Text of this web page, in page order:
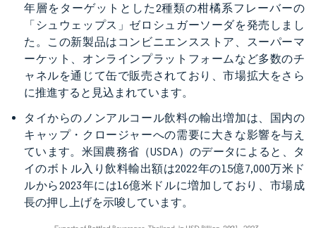
年層をターゲットとした2種類の柑橘系フレーバーの
「シュウェップス」ゼロシュガーソーダを発売しまし
た。この新製品はコンビニエンスストア、スーパーマ
ーケット、オンラインプラットフォームなど多数のチ
ャネルを通じて缶で販売されており、市場拡大をさら
に推進すると見込まれています。
タイからのノンアルコール飲料の輸出増加は、国内の
キャップ・クロージャーへの需要に大きな影響を与え
ています。米国農務省（USDA）のデータによると、タ
イのボトル入り飲料輸出額は2022年の15億7,000万米ド
ルから2023年には16億米ドルに増加しており、市場成
長の押し上げを示唆しています。